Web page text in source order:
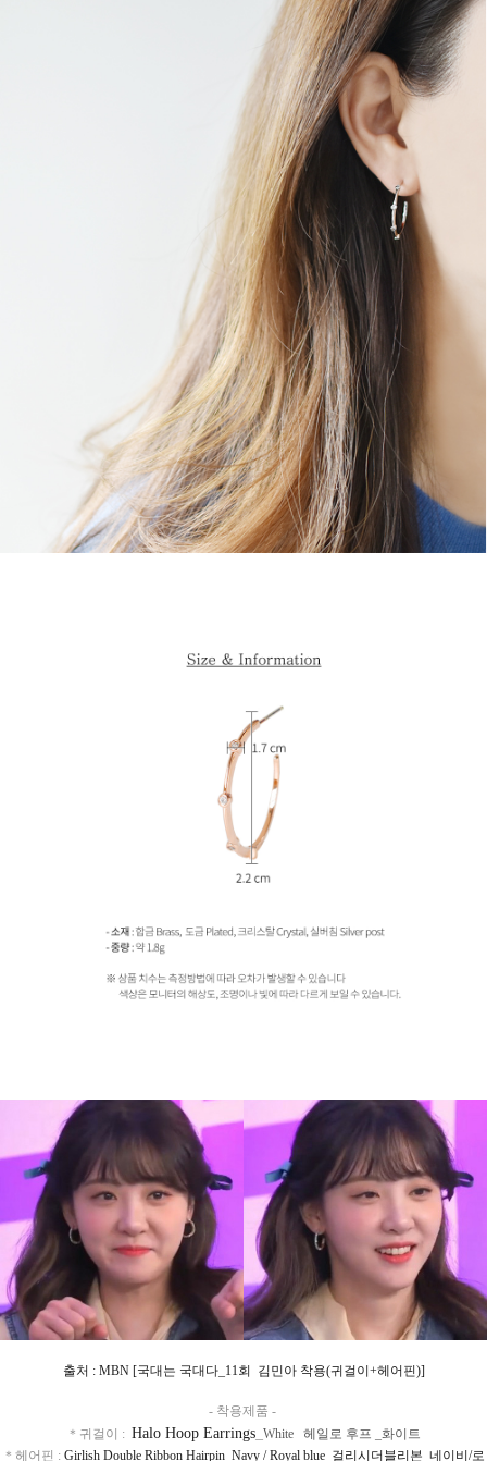
출처 : MBN [국대는 국대다_11회 김민아 착용(귀걸이+헤어핀)]
- 착용제품 -
＊귀걸이 : Halo Hoop Earrings White 헤일로 후프 _화이트
＊헤어핀 : Girlish Double Ribbon Hairpin_Navy / Royal blue 걸리시더블리본_네이비/로